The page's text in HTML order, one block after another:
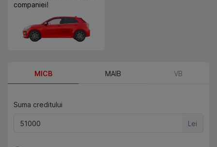
companiei!
MICB MAIB VB
Suma creditului
Lei